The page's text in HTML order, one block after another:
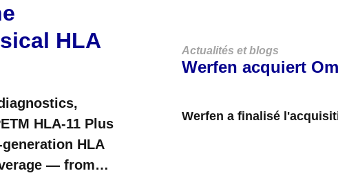
HLA
HLA-11 Plus
HLA
— from
Actualités et blogs
Werfen acquiert
Werfen a finalisé